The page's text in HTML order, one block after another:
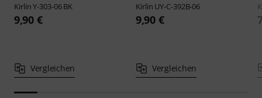
KirlinY-303-06 BK
9,90 €
Vergleichen
Kirlin UY-C-392B-06
9,90 €
Vergleichen